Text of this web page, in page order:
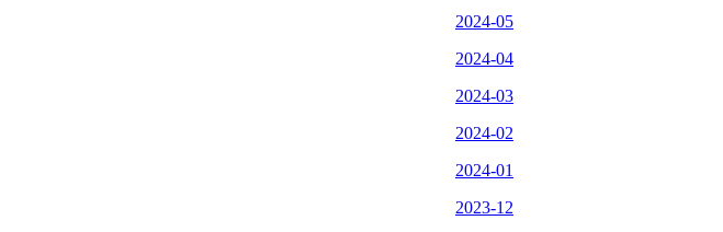
2024-05
2024-04
2024-03
2024-02
2024-01
2023-12